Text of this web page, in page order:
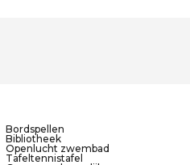
Bordspellen
Bibliotheek
Openlucht zwembad
Tafeltennistafel